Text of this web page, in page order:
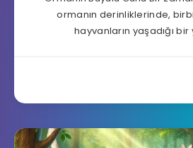
ormanın derinliklerinde,
hayvanların yaşadığı bir